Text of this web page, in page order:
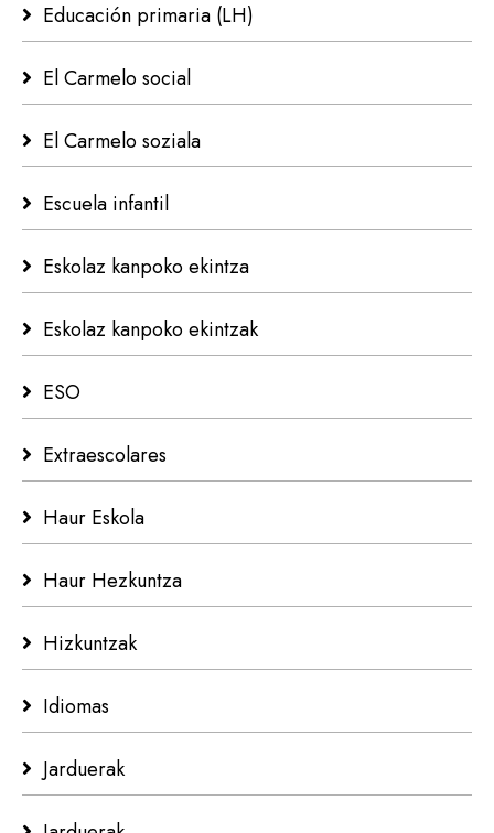
Educación primaria (LH)
El Carmelo social
El Carmelo soziala
Escuela infantil
Eskolaz kanpoko ekintza
Eskolaz kanpoko ekintzak
ESO
Extraescolares
Haur Eskola
Haur Hezkuntza
Hizkuntzak
Idiomas
Jarduerak